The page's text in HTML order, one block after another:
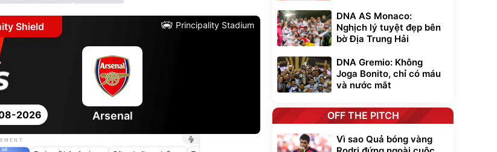
Shield Principality Stadium
2026 Arsenal
Unmute
DNA AS Monaco:
Nghịch lý tuyệt đẹp bên
bờ Địa Trung Hải
DNA Gremio: Không
Joga Bonito, chỉ có máu
và nước mắt
OFF THE PITCH
Vì sao Quả bóng vàng